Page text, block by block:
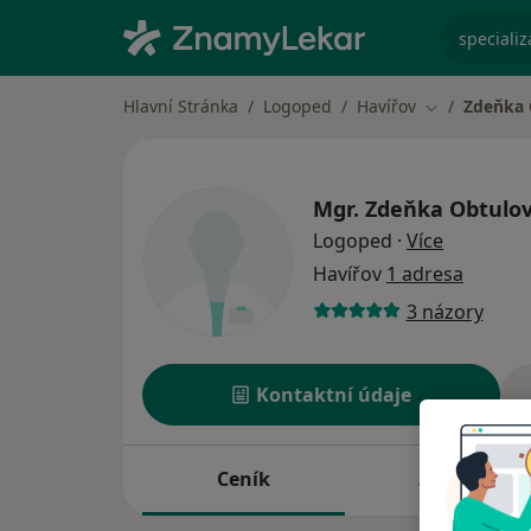
Hlavní Stránka Logoped Havířov Změna města
Zdeňka
Mgr. Zdeňka
Logoped · Více
Havířov 1 adresa
3 názory
Kontaktní údaje
Ceník Adresy